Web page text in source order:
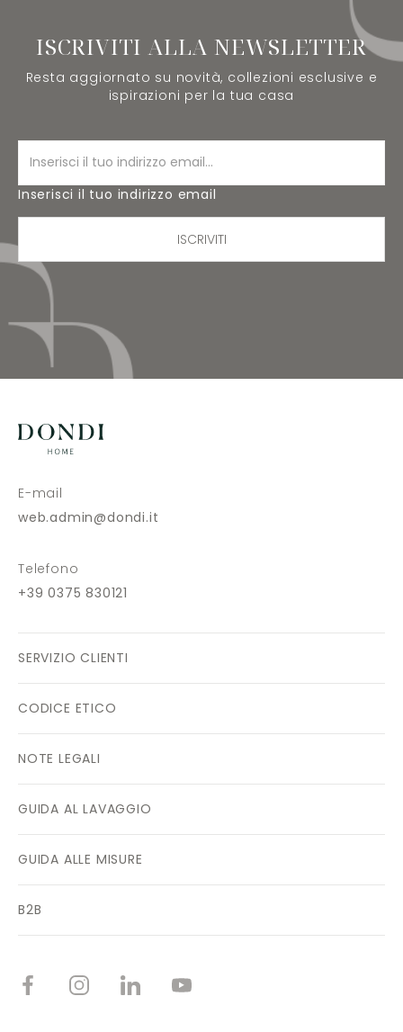
ISCRIVITI ALLA NEWSLETTER
Resta aggiornato su novità, collezioni esclusive e
ispirazioni per la tua casa
Inserisci il tuo indirizzo email
ISCRIVITI
E-mail
web.admin@dondi.it
Telefono
+39 0375 830121
SERVIZIO CLIENTI
CODICE ETICO
NOTE LEGALI
GUIDA AL LAVAGGIO
GUIDA ALLE MISURE
B2B